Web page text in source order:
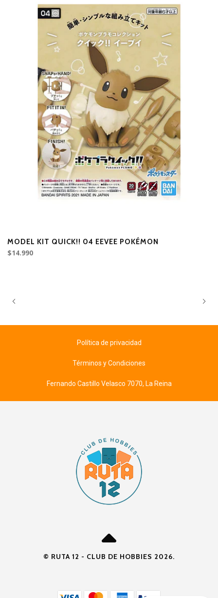
MODEL KIT QUICK!! 04 EEVEE POKÉMON
$14.990
Política de privacidad
Términos y Condiciones
Fernando Castillo Velasco 7070, La Reina
© RUTA 12 - CLUB DE HOBBIES 2026.